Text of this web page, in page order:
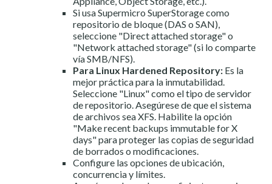
Si usa Supermicro SuperStorage como
repositorio de bloque (DAS o SAN),
seleccione "Direct attached storage" o
"Network attached storage" (si lo comparte
vía SMB/NFS).
Para Linux Hardened Repository: Es la
mejor práctica para la inmutabilidad.
Seleccione "Linux" como el tipo de servidor
de repositorio. Asegúrese de que el sistema
de archivos sea XFS. Habilite la opción
"Make recent backups immutable for X
days" para proteger las copias de seguridad
de borrados o modificaciones.
Configure las opciones de ubicación,
concurrencia y límites.